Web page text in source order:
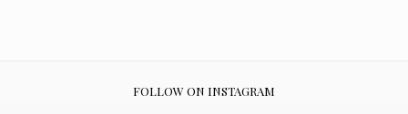
FOLLOW ON INSTAGRAM